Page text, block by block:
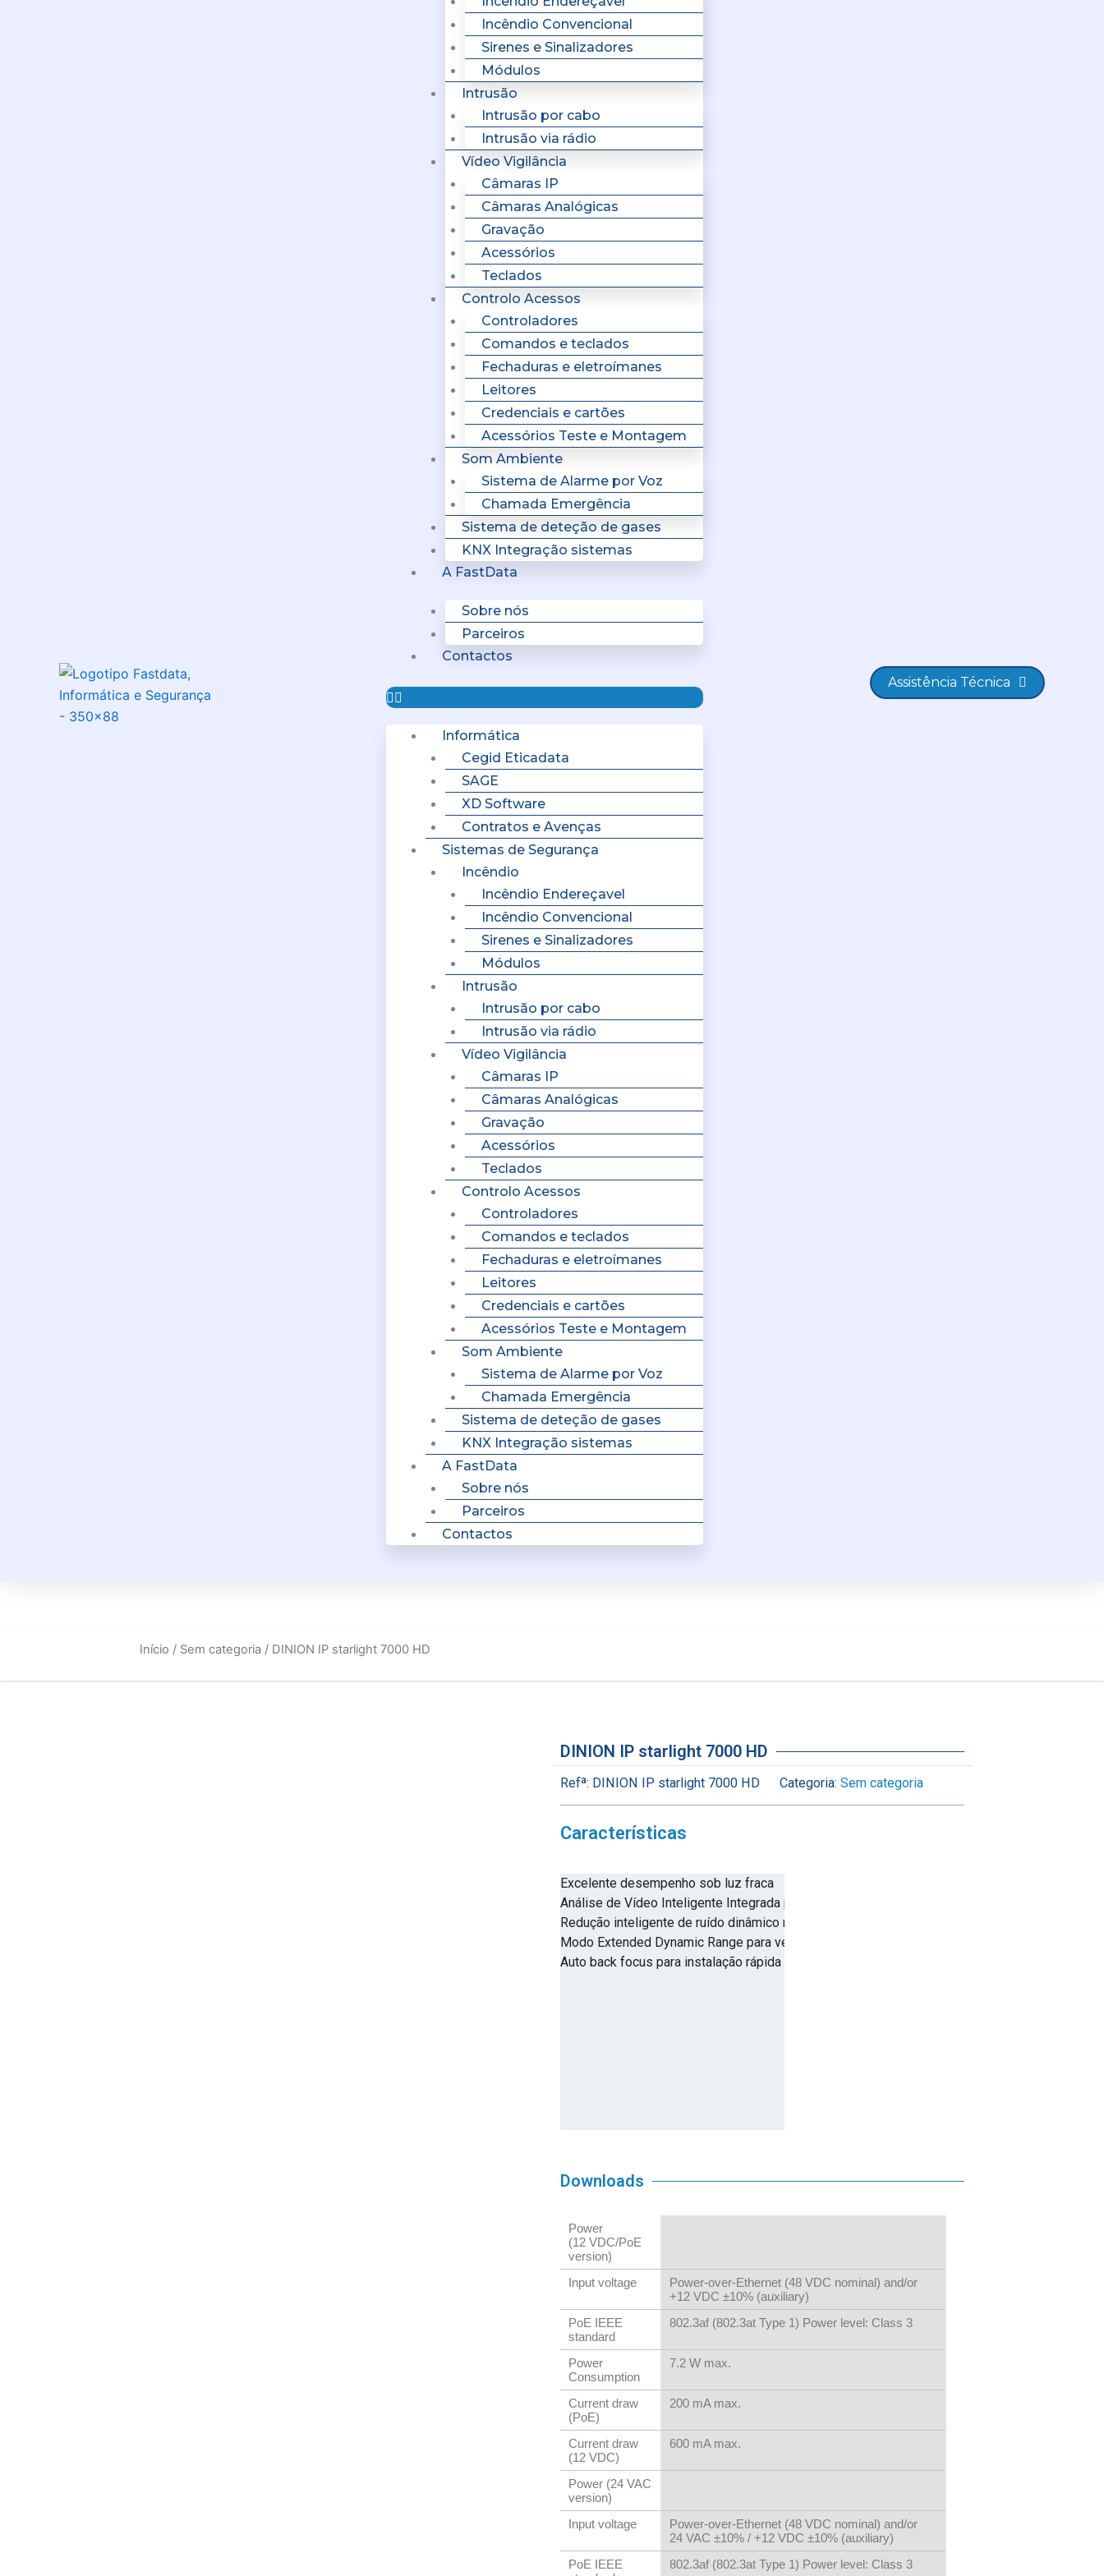
Incêndio Convencional
Sirenes e Sinalizadores
Módulos
Intrusão
Intrusão por cabo
Intrusão via rádio
Vídeo Vigilância
Câmaras IP
Câmaras Analógicas
Gravação
Acessórios
Teclados
Controlo Acessos
Controladores
Comandos e teclados
Fechaduras e eletroímanes
Leitores
Credenciais e cartões
Acessórios Teste e Montagem
Som Ambiente
Sistema de Alarme por Voz
Chamada Emergência
Sistema de deteção de gases
KNX Integração sistemas
A FastData
Sobre nós
Parceiros
Contactos
Informática
Cegid Eticadata
SAGE
XD Software
Contratos e Avenças
Sistemas de Segurança
Incêndio
Incêndio Endereçavel
Incêndio Convencional
Sirenes e Sinalizadores
Módulos
Intrusão
Intrusão por cabo
Intrusão via rádio
Vídeo Vigilância
Câmaras IP
Câmaras Analógicas
Gravação
Acessórios
Teclados
Controlo Acessos
Controladores
Comandos e teclados
Fechaduras e eletroímanes
Leitores
Credenciais e cartões
Acessórios Teste e Montagem
Som Ambiente
Sistema de Alarme por Voz
Chamada Emergência
Sistema de deteção de gases
KNX Integração sistemas
A FastData
Sobre nós
Parceiros
Contactos
Assistência Técnica
Início / Sem categoria / DINION IP starlight 7000 HD
DINION IP starlight 7000 HD
Refª: DINION IP starlight 7000 HD Categoria: Sem categoria
Características
Excelente desempenho sob luz fraca
Análise de Vídeo Inteligente Integrada para acionar alertas relevantes e recuperar dados
Redução inteligente de ruído dinâmico reduz os requisitos de largura de banda e
Modo Extended Dynamic Range para ver detalhes em áreas claras e escuras simultaneamente
Auto back focus para instalação rápida
Downloads
Power
(12 VDC/PoE
version)
Input voltage
Power-over-Ethernet (48 VDC nominal) and/or
+12 VDC ±10% (auxiliary)
PoE IEEE
standard
802.3af (802.3at Type 1) Power level: Class 3
Power
Consumption
7.2 W max.
Current draw
(PoE)
200 mA max.
Current draw
(12 VDC)
600 mA max.
Power (24 VAC
version)
Input voltage
Power-over-Ethernet (48 VDC nominal) and/or
24 VAC ±10% / +12 VDC ±10% (auxiliary)
PoE IEEE
802.3af (802.3at Type 1) Power level: Class 3